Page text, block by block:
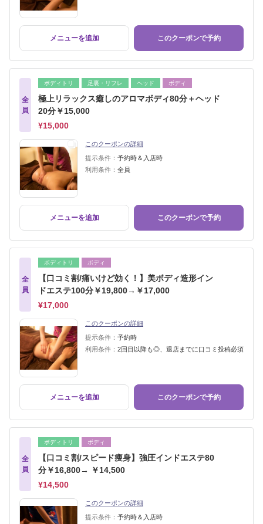
メニューを追加 このクーポンで予約
全
員
ボディトリ 足裏・リフレ ヘッド ボディ
極上リラックス癒しのアロマボディ80分＋ヘッド
20分￥15,000
¥15,000
このクーポンの詳細
提示条件： 予約時＆入店時
利用条件： 全員
メニューを追加 このクーポンで予約
全
員
ボディトリ ボディ
【口コミ割/痛いけど効く！】美ボディ造形イン
ドエステ100分￥19,800→￥17,000
¥17,000
このクーポンの詳細
提示条件： 予約時
利用条件： 2回目以降も◎、退店までに口コミ投稿必須
メニューを追加 このクーポンで予約
全
員
ボディトリ ボディ
【口コミ割/スピード痩身】強圧インドエステ80
分￥16,800→ ￥14,500
¥14,500
このクーポンの詳細
提示条件： 予約時＆入店時